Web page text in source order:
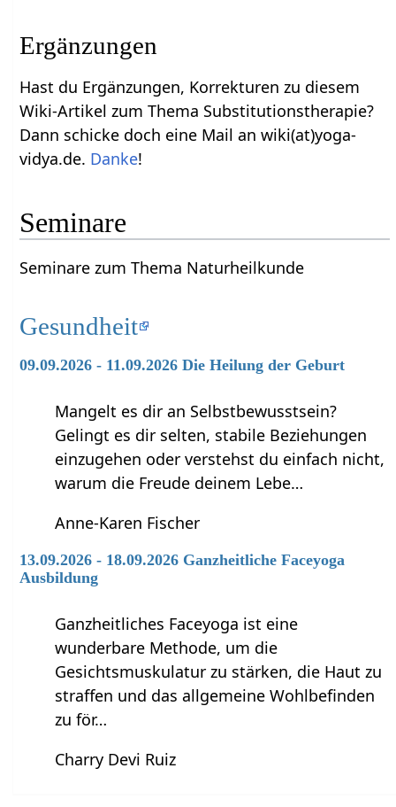
Ergänzungen
Hast du Ergänzungen, Korrekturen zu diesem
Wiki-Artikel zum Thema Substitutionstherapie?
Dann schicke doch eine Mail an wiki(at)yoga-
vidya.de. Danke!
Seminare
Seminare zum Thema Naturheilkunde
Gesundheit
09.09.2026 - 11.09.2026 Die Heilung der Geburt
Mangelt es dir an Selbstbewusstsein?
Gelingt es dir selten, stabile Beziehungen
einzugehen oder verstehst du einfach nicht,
warum die Freude deinem Lebe…
Anne-Karen Fischer
13.09.2026 - 18.09.2026 Ganzheitliche Faceyoga
Ausbildung
Ganzheitliches Faceyoga ist eine
wunderbare Methode, um die
Gesichtsmuskulatur zu stärken, die Haut zu
straffen und das allgemeine Wohlbefinden
zu för…
Charry Devi Ruiz